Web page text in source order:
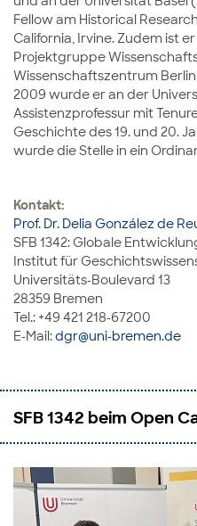
Fellow am Historical
California, Irvine. Zudem ist
Projektgruppe
Wissenschaftszentrum
2009 wurde er an der
Assistenzprofessur mit
Geschichte des 19. und 20.
wurde die Stelle in ein
Kontakt:
Prof. Dr. Delia González de
SFB 1342: Globale
Institut für
Universitäts-Boulevard 13
28359 Bremen
Tel.: +49 421 218-67200
E-Mail:dgr@uni-bremen.de
SFB 1342 beim Open